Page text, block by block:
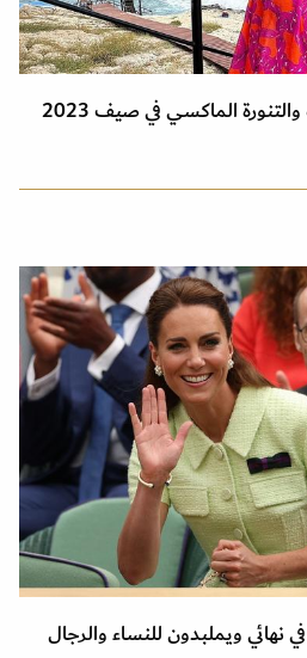
الماكسي في صيف 2023
نهائي ويملبدون للنساء والرجال